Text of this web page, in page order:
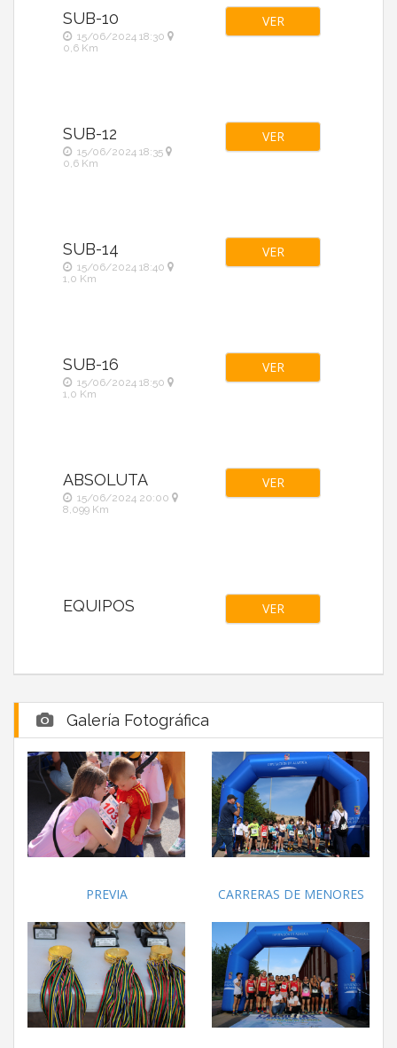
SUB-10
15/06/2024 18:30
0,6 Km
VER
SUB-12
15/06/2024 18:35
0,6 Km
VER
SUB-14
15/06/2024 18:40
1,0 Km
VER
SUB-16
15/06/2024 18:50
1,0 Km
VER
ABSOLUTA
15/06/2024 20:00
8,099 Km
VER
EQUIPOS VER
Galería Fotográfica
PREVIA CARRERAS DE MENORES